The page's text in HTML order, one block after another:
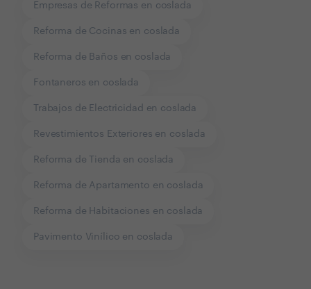
Empresas de Reformas en coslada
Reforma de Cocinas en coslada
Reforma de Baños en coslada
Fontaneros en coslada
Trabajos de Electricidad en coslada
Revestimientos Exteriores en coslada
Reforma de Tienda en coslada
Reforma de Apartamento en coslada
Reforma de Habitaciones en coslada
Pavimento Vinílico en coslada